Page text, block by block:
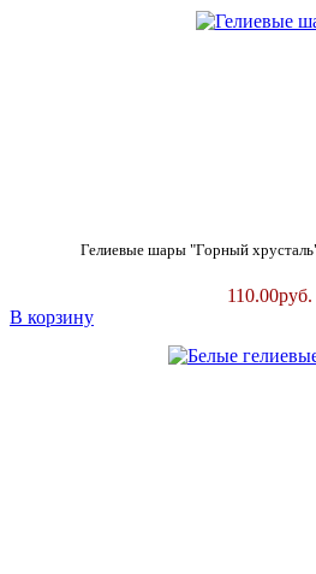
Гелиевые шары "Горный
110.00руб.
В корзину